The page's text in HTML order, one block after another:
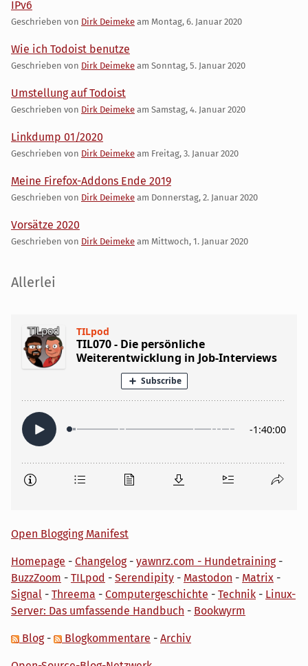
IPv6
Geschrieben von Dirk Deimeke am Montag, 6. Januar 2020
Wie ich Todoist benutze
Geschrieben von Dirk Deimeke am Sonntag, 5. Januar 2020
Umstellung auf Todoist
Geschrieben von Dirk Deimeke am Samstag, 4. Januar 2020
Linkdump 01/2020
Geschrieben von Dirk Deimeke am Freitag, 3. Januar 2020
Meine Firefox-Addons Ende 2019
Geschrieben von Dirk Deimeke am Donnerstag, 2. Januar 2020
Vorsätze 2020
Geschrieben von Dirk Deimeke am Mittwoch, 1. Januar 2020
Seitenleiste
Allerlei
Open Blogging Manifest
Homepage - Changelog- yawnrz.com - Hundetraining-
BuzzZoom - TILpod - Serendipity - Mastodon - Matrix -
Signal - Threema - Computergeschichte - Technik - Linux-
Server: Das umfassende Handbuch - Bookwyrm
Blog- Blogkommentare - Archiv